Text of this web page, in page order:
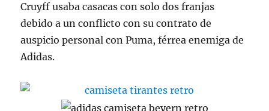
Cruyff usaba casacas con solo dos franjas
debido a un conflicto con su contrato de
auspicio personal con Puma, férrea enemiga de
Adidas.